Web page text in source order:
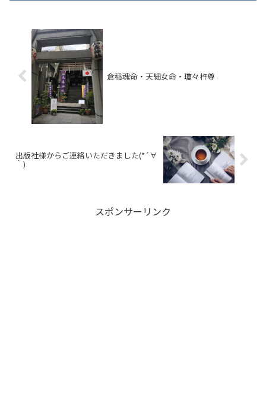
倉稲魂命・天細女命・瓊々杵尊
出版社様からご連絡いただきました(*´∀
｀)
スポンサーリンク